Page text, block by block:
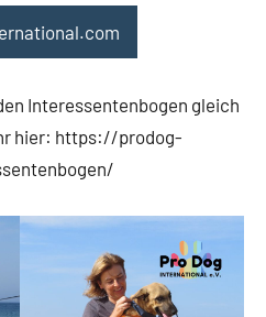
Interessentenbogen gleich
hier: https://prodog-